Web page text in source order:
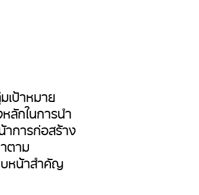
เป้าหมาย
ลักในการนำ
าการก่อสร้าง
ตาม
บหน้าสำคัญ